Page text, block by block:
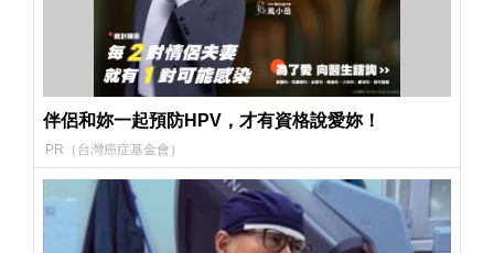
伴侶和妳一起預防HPV，才有資格說愛妳！
PR（台灣癌症基金會）